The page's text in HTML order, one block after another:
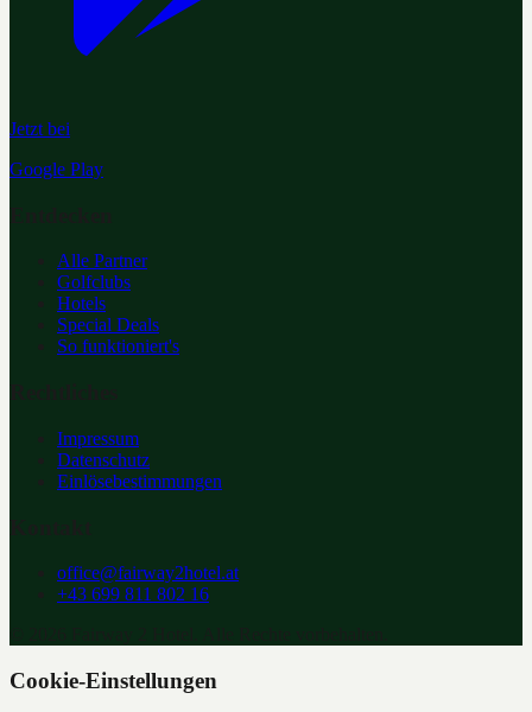
Jetzt bei
Google Play
Alle Partner
Golfclubs
Hotels
Special Deals
So funktioniert's
Impressum
Datenschutz
Einlösebestimmungen
office@fairway2hotel.at
+43 699 811 802 16
Cookie-Einstellungen